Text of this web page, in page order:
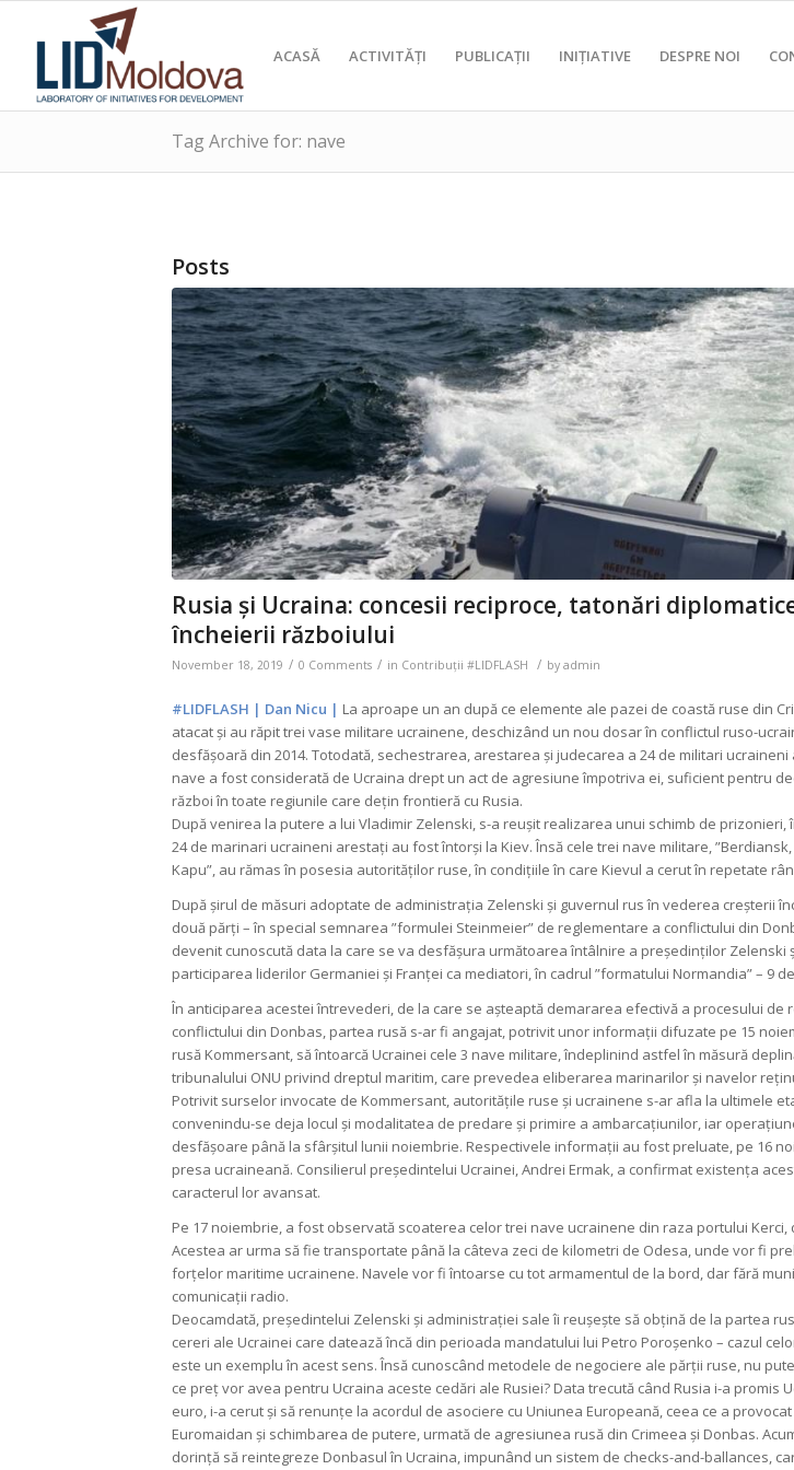
ACASĂ ACTIVITĂȚI PUBLICAȚII INIȚIATIVE DESPRE NOI
Tag Archive for: nave
Posts
Rusia și Ucraina: concesii reciproce, tatonări
încheierii războiului
November 18, 2019 / 0 Comments / in Contribuții #LIDFLASH / by admin
#LIDFLASH | Dan Nicu | La aproape un an după ce elemente ale pazei de coastă ruse din
atacat și au răpit trei vase militare ucrainene, deschizând un nou dosar în conflictul ruso-
desfășoară din 2014. Totodată, sechestrarea, arestarea și judecarea a 24 de militari
nave a fost considerată de Ucraina drept un act de agresiune împotriva ei, suficient pentru
război în toate regiunile care dețin frontieră cu Rusia.
După venirea la putere a lui Vladimir Zelenski, s-a reușit realizarea unui schimb de prizonieri,
24 de marinari ucraineni arestați au fost întorși la Kiev. Însă cele trei nave militare, ”Berdiansk,
Kapu”, au rămas în posesia autorităților ruse, în condițiile în care Kievul a cerut în repetate
După șirul de măsuri adoptate de administrația Zelenski și guvernul rus în vederea creșterii
două părți – în special semnarea ”formulei Steinmeier” de reglementare a conflictului din
devenit cunoscută data la care se va desfășura următoarea întâlnire a președinților Zelenski
participarea liderilor Germaniei și Franței ca mediatori, în cadrul ”formatului Normandia” – 9
În anticiparea acestei întrevederi, de la care se așteaptă demararea efectivă a procesului de
conflictului din Donbas, partea rusă s-ar fi angajat, potrivit unor informații difuzate pe 15
rusă Kommersant, să întoarcă Ucrainei cele 3 nave militare, îndeplinind astfel în măsură
tribunalului ONU privind dreptul maritim, care prevedea eliberarea marinarilor și navelor
Potrivit surselor invocate de Kommersant, autoritățile ruse și ucrainene s-ar afla la ultimele
convenindu-se deja locul și modalitatea de predare și primire a ambarcațiunilor, iar
desfășoare până la sfârșitul lunii noiembrie. Respectivele informații au fost preluate, pe 16
presa ucraineană. Consilierul președintelui Ucrainei, Andrei Ermak, a confirmat existența
caracterul lor avansat.
Pe 17 noiembrie, a fost observată scoaterea celor trei nave ucrainene din raza portului Kerci,
Acestea ar urma să fie transportate până la câteva zeci de kilometri de Odesa, unde vor fi
forțelor maritime ucrainene. Navele vor fi întoarse cu tot armamentul de la bord, dar fără
comunicații radio.
Deocamdată, președintelui Zelenski și administrației sale îi reușește să obțină de la partea
cereri ale Ucrainei care datează încă din perioada mandatului lui Petro Poroșenko – cazul
este un exemplu în acest sens. Însă cunoscând metodele de negociere ale părții ruse, nu
ce preț vor avea pentru Ucraina aceste cedări ale Rusiei? Data trecută când Rusia i-a promis
euro, i-a cerut și să renunțe la acordul de asociere cu Uniunea Europeană, ceea ce a
Euromaidan și schimbarea de putere, urmată de agresiunea rusă din Crimeea și Donbas.
dorință să reintegreze Donbasul în Ucraina, impunând un sistem de checks-and-ballances,